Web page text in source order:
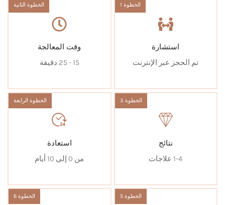
استشارة
تم الحجز عبر الإنترنت
الخطوة 1
وقت المعالجة
15 - 25 دقيقة
الخطوة الثانية
نتائج
1-4 علاجات
الخطوة 3
استعادة
من 0 إلى 10 أيام
الخطوة الرابعة
الخطوة 5 الخطوة 6